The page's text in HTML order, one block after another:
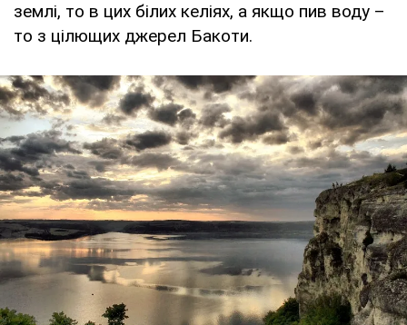
землі, то в цих білих келіях, а якщо пив воду –
то з цілющих джерел Бакоти.